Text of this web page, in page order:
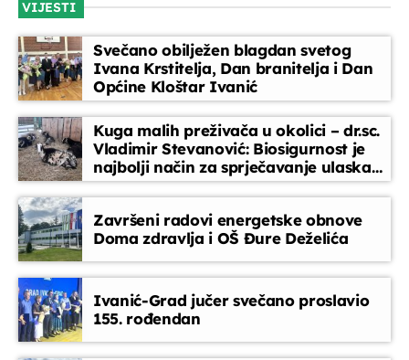
Glazbeni blok
08:50 - 09:00
Radio vremeplov
radnim danom i subotom u 9,00 (do 5
min), repriza u 16,30
09:00 - 09:05
09:05 - 09:15
09:15 - 09:30
Blok dobre glazbe donosi lagane ritmove, domaće i strane
pjesme koje prate vaše svakodnevne trenutke
VIJESTI
Svečano obilježen blagdan svetog
Ivana Krstitelja, Dan branitelja i Dan
Općine Kloštar Ivanić
Kuga malih preživača u okolici – dr.sc.
Vladimir Stevanović: Biosigurnost je
najbolji način za sprječavanje ulaska
bolesti
Završeni radovi energetske obnove
Doma zdravlja i OŠ Đure Deželića
Ivanić-Grad jučer svečano proslavio
155. rođendan